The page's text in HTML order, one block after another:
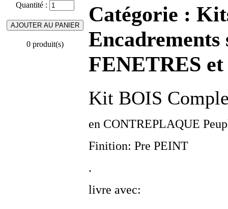
Quantité :
0 produit(s)
Catégorie :
Encadrements
FENETRES et
Kit BOIS
en CONTREPLAQUE
Finition: Pre PEINT
.
livre avec: